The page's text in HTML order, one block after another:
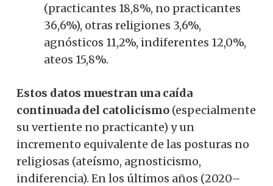
(practicantes 18,8%, no practicantes
36,6%), otras religiones 3,6%,
agnósticos 11,2%, indiferentes 12,0%,
ateos 15,8%.
Estos datos muestran una caída
continuada del catolicismo (especialmente
su vertiente no practicante) y un
incremento equivalente de las posturas no
religiosas (ateísmo, agnosticismo,
indiferencia). En los últimos años (2020–